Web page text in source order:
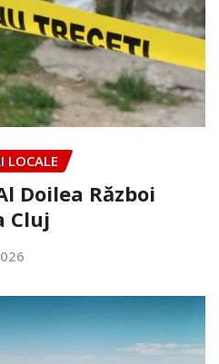
LOCALE
Doilea Război
Cluj